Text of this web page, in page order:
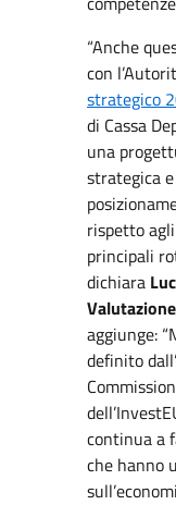
“Anche
con
strategico
di Cassa
una
strategica
rispetto
principali
dichiara
aggiunge:
definito
continua a
che hanno